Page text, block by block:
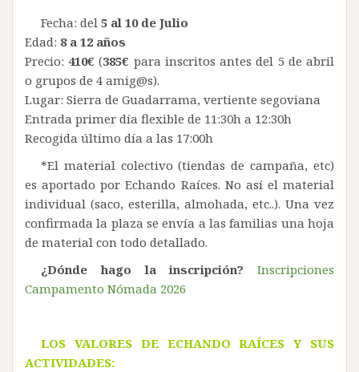
Fecha: del 5 al 10 de Julio
Edad: 8 a 12 años
Precio: 410€(385€ para inscritos antes del 5 de abril
o grupos de 4 amig@s).
Lugar: Sierra de Guadarrama, vertiente segoviana
Entrada primer día flexible de 11:30h a 12:30h
Recogida último día a las 17:00h
*El material colectivo (tiendas de campaña, etc)
es aportado por Echando Raíces. No así el material
individual (saco, esterilla, almohada, etc..). Una vez
confirmada la plaza se envía a las familias una hoja
de material con todo detallado.
¿Dónde hago la inscripción?
Inscripciones
Campamento Nómada 2026
LOS VALORES DE ECHANDO RAÍCES Y SUS
ACTIVIDADES: